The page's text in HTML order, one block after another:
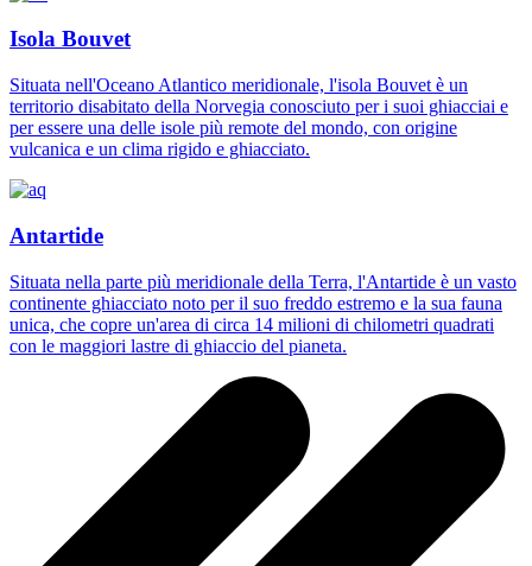
Isola Bouvet
Situata nell'Oceano Atlantico meridionale, l'isola Bouvet è un
territorio disabitato della Norvegia conosciuto per i suoi ghiacciai e
per essere una delle isole più remote del mondo, con origine
vulcanica e un clima rigido e ghiacciato.
Antartide
Situata nella parte più meridionale della Terra, l'Antartide è un vasto
continente ghiacciato noto per il suo freddo estremo e la sua fauna
unica, che copre un'area di circa 14 milioni di chilometri quadrati
con le maggiori lastre di ghiaccio del pianeta.